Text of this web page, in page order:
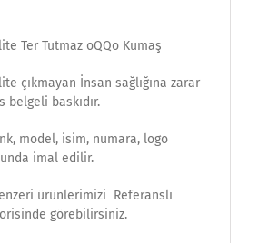
Ter Tutmaz oQQo Kumaş
çıkmayan İnsan sağlığına zarar
baskıdır.
model, isim, numara, logo
imal edilir.
ürünlerimizi Referanslı
görebilirsiniz.